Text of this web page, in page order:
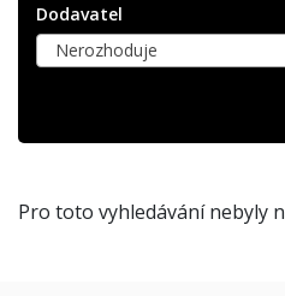
Dodavatel
Nerozhoduje
Pro toto vyhledávání nebyly